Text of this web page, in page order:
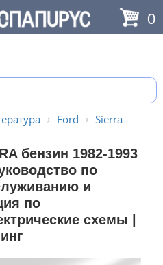
0
Ford Sierra
бензин 1982-1993
по
и
по
схемы |